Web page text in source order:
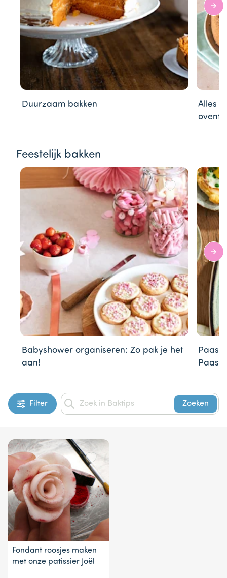
Duurzaam bakken
Alles
1
of
Feestelijk bakken
Babyshower organiseren: Zo pak je het
aan!
1
of
Filter Zoeken
Fondant roosjes maken
met onze patissier Joël